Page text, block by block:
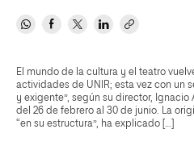
El mundo de la cultura y el teatro
actividades de UNIR; esta vez con un
y exigente”, según su director,
del 26 de febrero al 30 de junio. La
“en su estructura”, ha explicado […]